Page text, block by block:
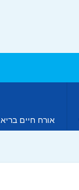
אורח חיים בריא